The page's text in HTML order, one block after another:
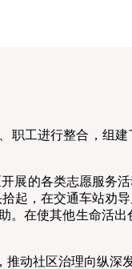
工进行整合，组建
的各类志愿服务
起，在交通车站劝
。在使其他生命活
社区治理向纵深发